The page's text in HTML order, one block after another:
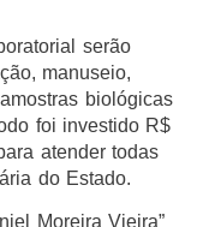
serão
manuseio,
biológicas
foi investido R$
atender todas
do Estado.
Moreira Vieira”